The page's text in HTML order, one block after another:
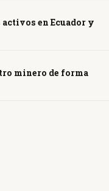
en Ecuador y
minero de forma